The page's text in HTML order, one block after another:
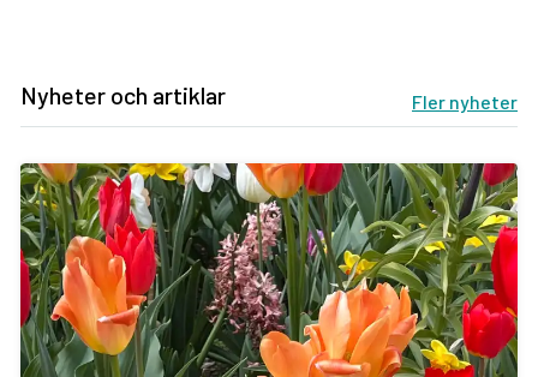
Nyheter och artiklar Fler nyheter